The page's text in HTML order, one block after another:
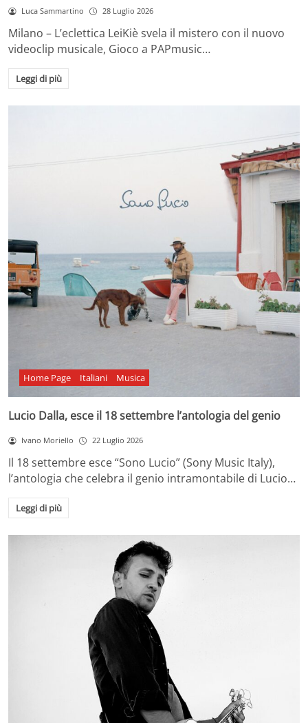
Luca Sammartino 28 Luglio 2026
Milano – L’eclettica LeiKiè svela il mistero con il nuovo
videoclip musicale, Gioco a PAPmusic…
Leggi di più
Home Page Italiani Musica
Lucio Dalla, esce il 18 settembre l’antologia del genio
Ivano Moriello 22 Luglio 2026
Il 18 settembre esce “Sono Lucio” (Sony Music Italy),
l’antologia che celebra il genio intramontabile di Lucio…
Leggi di più